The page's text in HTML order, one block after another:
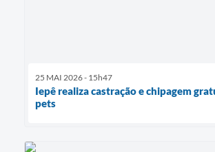
25 MAI 2026 - 15h47
Iepê realiza castração e chipagem
pets